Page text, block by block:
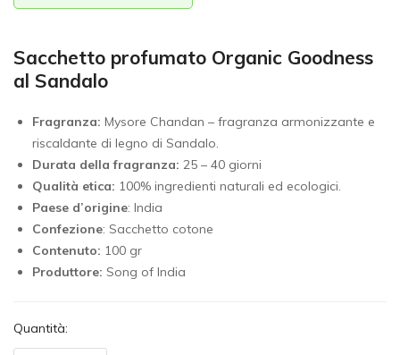
Sacchetto profumato Organic Goodness
al Sandalo
Fragranza: Mysore Chandan – fragranza armonizzante e
riscaldante di legno di Sandalo.
Durata della fragranza: 25 – 40 giorni
Qualità etica: 100% ingredienti naturali ed ecologici.
Paese d’origine: India
Confezione: Sacchetto cotone
Contenuto: 100 gr
Produttore: Song of India
Quantità: